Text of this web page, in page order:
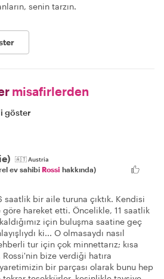
senin tarzın.
misafirlerden
göster
🇦🇹Austria
ev sahibi Rossi hakkında)
saatlik bir aile turuna çıktık. Kendisi
göre hareket etti. Öncelikle, 11 saatlik
için buluşma saatine geç
ki... O olmasaydı nasıl
tur için çok minnettarız; kısa
bize verdiği hatıra
bir parçası olarak bunu hep